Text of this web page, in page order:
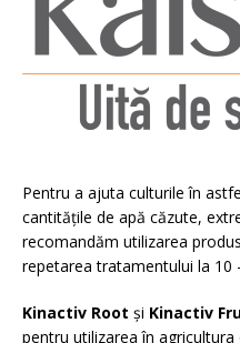
Pentru a ajuta culturile în
cantitățile de apă căzute,
recomandăm utilizarea
repetarea tratamentului la 10
Kinactiv Root și Kinactiv
pentru utilizarea în